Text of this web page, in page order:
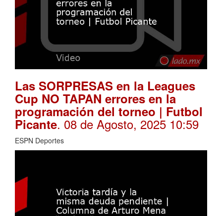
Las SORPRESAS en la Leagues
Cup NO TAPAN errores en la
programación del torneo | Futbol
Picante. 08 de Agosto, 2025 10:59
ESPN Deportes